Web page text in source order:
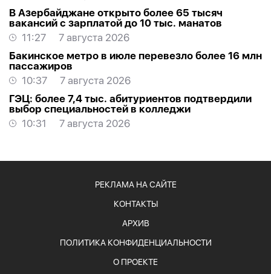
В Азербайджане открыто более 65 тысяч
вакансий с зарплатой до 10 тыс. манатов
11:27
7 августа 2026
Бакинское метро в июле перевезло более 16 млн
пассажиров
10:37
7 августа 2026
ГЭЦ: более 7,4 тыс. абитуриентов подтвердили
выбор специальностей в колледжи
10:31
7 августа 2026
РЕКЛАМА НА САЙТЕ
КОНТАКТЫ
АРХИВ
ПОЛИТИКА КОНФИДЕНЦИАЛЬНОСТИ
О ПРОЕКТЕ